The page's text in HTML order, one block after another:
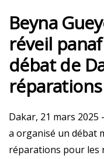
Beyna
réveil
débat de
réparations
Dakar, 21 mars 2025
a organisé un débat
réparations pour les